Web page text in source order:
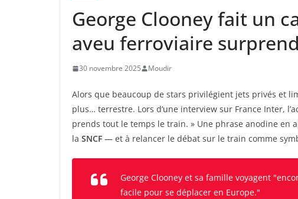
George Clooney fait un
aveu ferroviaire
30 novembre 2025 Moudir
Alors que beaucoup de stars privilégient jets privés et
plus… terrestre. Lors d’une interview sur France Inter,
prends tout le temps le train. » Une phrase anodine
la SNCF — et à relancer le débat sur le train comme
George Clooney et sa famille voyagent
facile pour se déplacer en Europe."